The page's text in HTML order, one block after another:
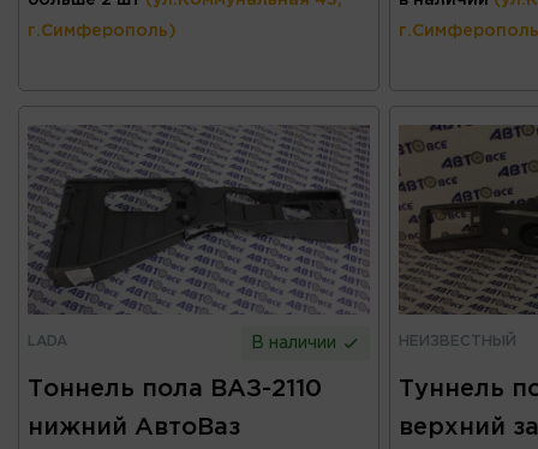
г.Симферополь)
LADA В наличии
Тоннель пола ВАЗ-2110
нижний АвтоВаз
НЕИЗВЕСТНЫЙ
Туннель
верхний